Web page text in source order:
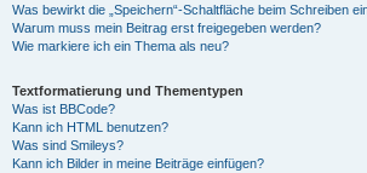
Was bewirkt die „Speichern“-Schaltfläche beim Schreiben
Warum muss mein Beitrag erst freigegeben werden?
Wie markiere ich ein Thema als neu?
Textformatierung und Thementypen
Was ist BBCode?
Kann ich HTML benutzen?
Was sind Smileys?
Kann ich Bilder in meine Beiträge einfügen?